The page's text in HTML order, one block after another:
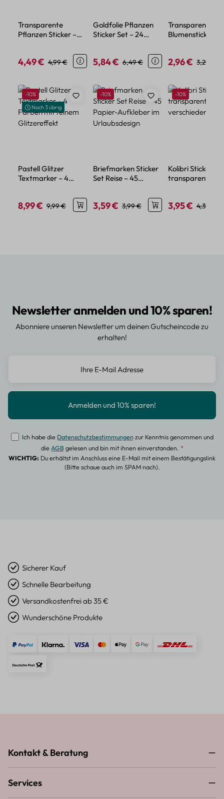
Transparente
Pflanzen Sticker –
Pflanzenmotive
Verkaufspreis:
4,49 € Regulärer Preis:
4,99 €
Goldfolie Pflanzen
Sticker Set – 24
transparentem PET
Verkaufspreis:
5,84 € Regulärer Preis:
6,49 €
Transparente
Blumensticker –
Verkaufspreis:
2,96 € 3,29 €
Produktgalerie überspringen
Rabatt
-10%
Noch 3 übrig
Pastell Glitzer
Textmarker – 4
Verkaufspreis:
8,99 € Regulärer Preis:
9,99 €
Rabatt
-10%
Briefmarken Sticker
Set Reise – 45
Verkaufspreis:
3,59 € Regulärer Preis:
3,99 €
Rabatt
-10%
Kolibri Sticker
transparent – 50
Verkaufspreis:
3,95 € 4,39 €
Newsletter anmelden und 10% sparen!
Abonniere unseren Newsletter um deinen Gutscheincode zu
erhalten!
Ich habe die Datenschutzbestimmungenzur Kenntnis genommen und
dieAGBgelesen und bin mit ihnen einverstanden. *
WICHTIG: Du erhältst im Anschluss eine E-Mail mit einem Bestätigungslink
(Bitte schaue auch im SPAM nach).
Sicherer Kauf
Schnelle Bearbeitung
Versandkostenfrei ab 35 €
Wunderschöne Produkte
Kontakt & Beratung
Services